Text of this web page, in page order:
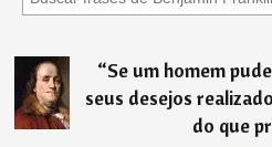
“Se um homem
seus desejos
do que